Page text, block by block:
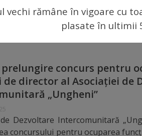
la concursul pentru
prelungire concurs pentru
director al Asociației de
„Ungheni”
Dezvoltare Intercomunitară
concursului pentru ocuparea
vechi rămâne în vigoare cu
plasate în ultimii